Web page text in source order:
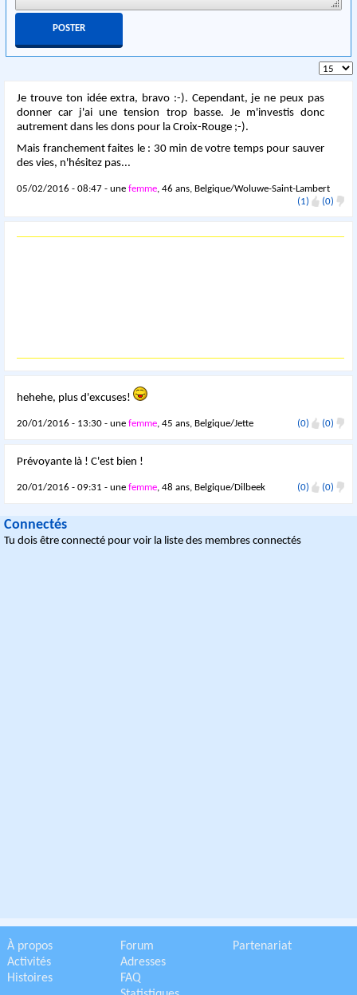
Je trouve ton idée extra, bravo :-). Cependant, je ne peux pas
donner car j'ai une tension trop basse. Je m'investis donc
autrement dans les dons pour la Croix-Rouge ;-).
Mais franchement faites le : 30 min de votre temps pour sauver
des vies, n'hésitez pas...
05/02/2016 - 08:47 - unefemme, 46 ans, Belgique/Woluwe-Saint-Lambert
(1)
(0)
hehehe, plus d'excuses!
20/01/2016 - 13:30 - unefemme, 45 ans, Belgique/Jette (0) (0)
Prévoyante là ! C'est bien !
20/01/2016 - 09:31 - unefemme, 48 ans, Belgique/Dilbeek (0) (0)
Connectés
Tu dois être connecté pour voir la liste des membres connectés
À propos
Activités
Histoires
Forum
Adresses
FAQ
Partenariat